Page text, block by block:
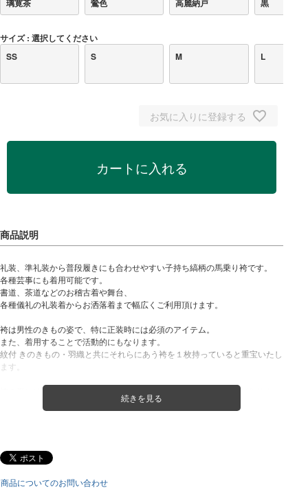
璃寛茶 鶯色 高麗納戸 黒
サイズ 選択してください
SS
S M L
お気に入りに登録する
カートに入れる
礼装、準礼装から普段履きにも合わせやすい子持ち縞柄の馬乗り袴です。
各種芸事にも着用可能です。
書道、茶道などのお稽古着や舞台、
各種儀礼の礼装着からお洒落着まで幅広くご利用頂けます。
袴は男性のきもの姿で、特に正装時には必須のアイテム。
また、着用することで活動的にもなります。
紋付 きのきもの・羽織と共にそれらにあう袴を１枚持っていると重宝いたし
ます。
袴の形には、「馬乗り袴」「行灯（あんどん）袴」「野袴」などがありま
馬乗り袴は着付けただけでは、行灯袴との違いがわかりませんが、
足を広げたり歩く姿で変わってきます。
中が左右にわかれていてズボン状になっているのが特徴です。
商品についてのお問い合わせ